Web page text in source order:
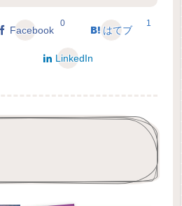
Facebook
0
はてブ
1
LinkedIn